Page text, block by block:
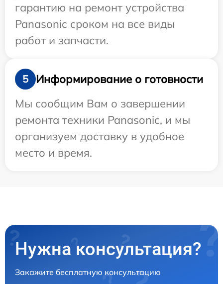
гарантию на ремонт устройства
Panasonic сроком на все виды
работ и запчасти.
5
Информирование о готовности
Мы сообщим Вам о завершении
ремонта техники Panasonic, и мы
организуем доставку в удобное
место и время.
Нужна консультация?
Закажите бесплатную консультацию